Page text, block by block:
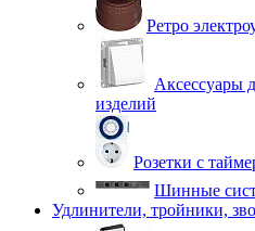
Ретро
Аксессуары
изделий
Розетки с
Шинные
Удлинители, тройники,